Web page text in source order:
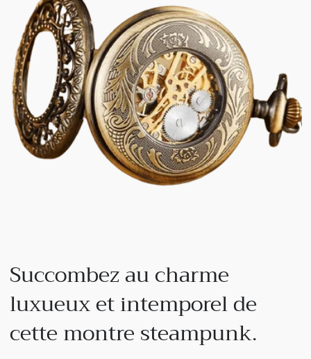
Succombez au charme
luxueux et intemporel de
cette montre steampunk.